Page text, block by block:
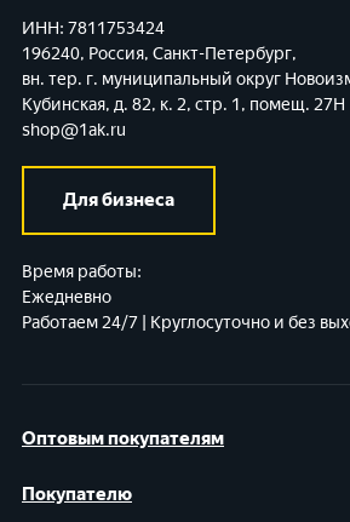
Оптовым покупателям
Покупателю
ИНН: 7811753424
196240, Россия, Санкт-Петербург,
вн. тер. г. муниципальный округ
Кубинская, д. 82, к. 2, стр. 1, помещ. 27Н
shop@1ak.ru
Для бизнеса
Время работы:
Ежедневно
Работаем 24/7 | Круглосуточно и без